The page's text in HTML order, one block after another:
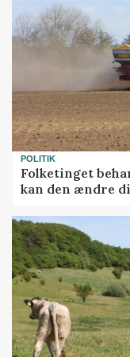
POLITIK
Folketinget
kan den ændre